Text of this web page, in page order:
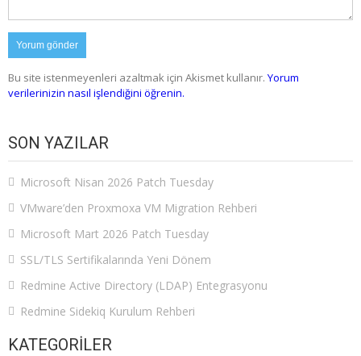
Bu site istenmeyenleri azaltmak için Akismet kullanır. Yorum
verilerinizin nasıl işlendiğini öğrenin.
SON YAZILAR
Microsoft Nisan 2026 Patch Tuesday
VMware’den Proxmoxa VM Migration Rehberi
Microsoft Mart 2026 Patch Tuesday
SSL/TLS Sertifikalarında Yeni Dönem
Redmine Active Directory (LDAP) Entegrasyonu
Redmine Sidekiq Kurulum Rehberi
KATEGORILER